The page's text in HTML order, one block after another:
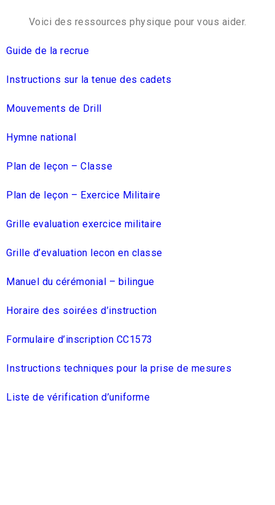
Voici des ressources physique pour vous aider.
Guide de la recrue
Instructions sur la tenue des cadets
Mouvements de Drill
Hymne national
Plan de leçon – Classe
Plan de leçon – Exercice Militaire
Grille evaluation exercice militaire
Grille d’evaluation lecon en classe
Manuel du cérémonial – bilingue
Horaire des soirées d’instruction
Formulaire d’inscription CC1573
Instructions techniques pour la prise de mesures
Liste de vérification d’uniforme